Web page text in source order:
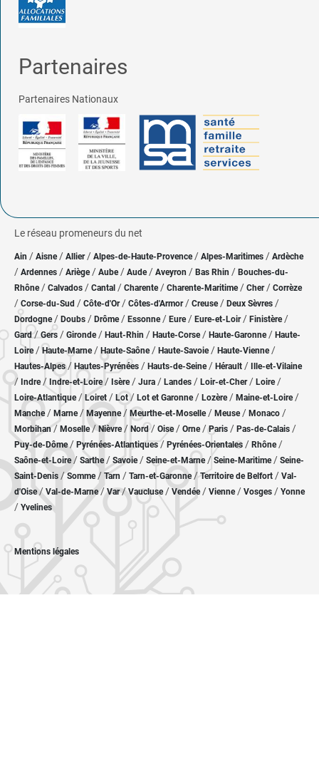
Partenaires
Partenaires Nationaux
Le réseau promeneurs du net
Ain / Aisne/ Allier/ Alpes-de-Haute-Provence / Alpes-Maritimes / Ardèche
/ Ardennes / Ariège/ Aube/ Aude / Aveyron / Bas Rhin / Bouches-du-
Rhône/ Calvados / Cantal / Charente / Charente-Maritime/ Cher / Corrèze
/ Corse-du-Sud / Côte-d'Or / Côtes-d'Armor/ Creuse/ Deux Sèvres /
Dordogne/ Doubs / Drôme/ Essonne / Eure/ Eure-et-Loir / Finistère/
Gard/Gers / Gironde/ Haut-Rhin / Haute-Corse/ Haute-Garonne/ Haute-
Loire/Haute-Marne/ Haute-Saône/ Haute-Savoie/ Haute-Vienne/
Hautes-Alpes/ Hautes-Pyrénées / Hauts-de-Seine/ Hérault / Ille-et-Vilaine
/ Indre/ Indre-et-Loire/ Isère/ Jura / Landes / Loir-et-Cher/ Loire/
Loire-Atlantique/ Loiret / Lot/ Lot et Garonne/ Lozère / Maine-et-Loire/
Manche/ Marne/ Mayenne/ Meurthe-et-Moselle/ Meuse/ Monaco /
Morbihan/ Moselle/ Nièvre / Nord/ Oise / Orne/Paris / Pas-de-Calais /
Puy-de-Dôme/ Pyrénées-Atlantiques / Pyrénées-Orientales / Rhône/
Saône-et-Loire/ Sarthe/ Savoie/ Seine-et-Marne/ Seine-Maritime/ Seine-
Saint-Denis /Somme/ Tarn / Tarn-et-Garonne/Territoire de Belfort / Val-
d'Oise/ Val-de-Marne/Var/Vaucluse/ Vendée/ Vienne/ Vosges / Yonne
/ Yvelines
Mentions légales